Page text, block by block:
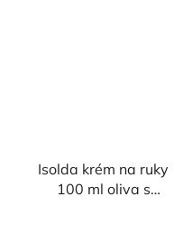
Isolda krém na ruky
100 ml oliva s